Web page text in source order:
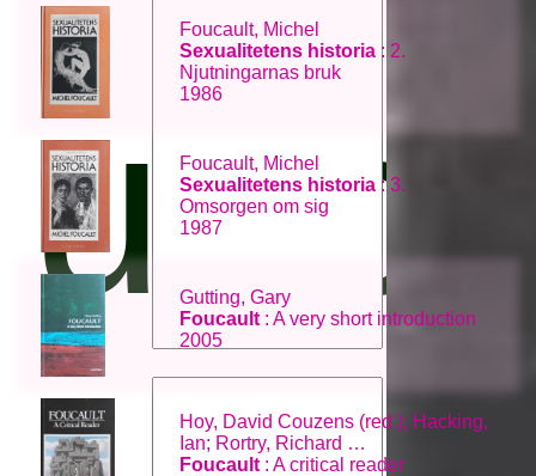
Foucault, Michel
Sexualitetens historia : 2.
Njutningarnas bruk
1986
Foucault, Michel
Sexualitetens historia : 3.
Omsorgen om sig
1987
Gutting, Gary
Foucault : A very short introduction
2005
Hoy, David Couzens (red.); Hacking,
Ian; Rortry, Richard …
Foucault : A critical reader